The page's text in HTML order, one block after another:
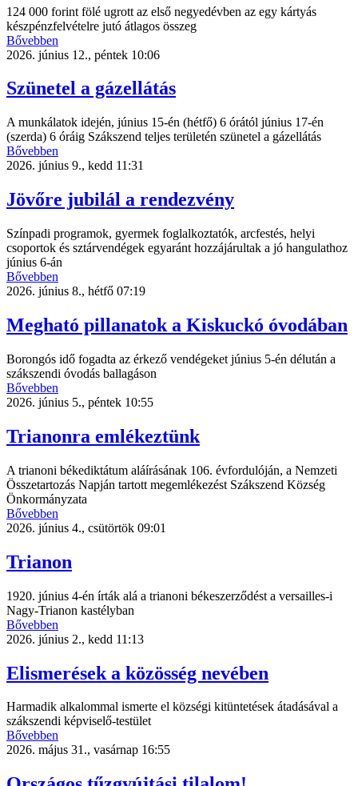
124 000 forint fölé ugrott az első negyedévben az egy kártyás
készpénzfelvételre jutó átlagos összeg
Bővebben
2026. június 12., péntek 10:06
Szünetel a gázellátás
A munkálatok idején, június 15-én (hétfő) 6 órától június 17-én
(szerda) 6 óráig Szákszend teljes területén szünetel a gázellátás
Bővebben
2026. június 9., kedd 11:31
Jövőre jubilál a rendezvény
Színpadi programok, gyermek foglalkoztatók, arcfestés, helyi
csoportok és sztárvendégek egyaránt hozzájárultak a jó hangulathoz
június 6-án
Bővebben
2026. június 8., hétfő 07:19
Megható pillanatok a Kiskuckó óvodában
Borongós idő fogadta az érkező vendégeket június 5-én délután a
szákszendi óvodás ballagáson
Bővebben
2026. június 5., péntek 10:55
Trianonra emlékeztünk
A trianoni békediktátum aláírásának 106. évfordulóján, a Nemzeti
Összetartozás Napján tartott megemlékezést Szákszend Község
Önkormányzata
Bővebben
2026. június 4., csütörtök 09:01
Trianon
1920. június 4-én írták alá a trianoni békeszerződést a versailles-i
Nagy-Trianon kastélyban
Bővebben
2026. június 2., kedd 11:13
Elismerések a közösség nevében
Harmadik alkalommal ismerte el községi kitüntetések átadásával a
szákszendi képviselő-testület
Bővebben
2026. május 31., vasárnap 16:55